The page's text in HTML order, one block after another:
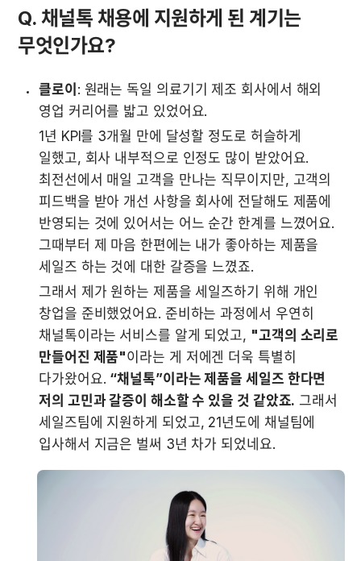
Q. 채널톡 채용에 지원하게 된 계기는
무엇인가요?
클로이 : 원래는 독일 의료기기 제조 회사에서 해외
영업 커리어를 밟고 있었어요.
1년 KPI를 3개월 만에 달성할 정도로 허슬하게
일했고, 회사 내부적으로 인정도 많이 받았어요.
최전선에서 매일 고객을 만나는 직무이지만, 고객의
피드백을 받아 개선 사항을 회사에 전달해도 제품에
반영되는 것에 있어서는 어느 순간 한계를 느꼈어요.
그때부터 제 마음 한편에는 내가 좋아하는 제품을
세일즈 하는 것에 대한 갈증을 느꼈죠.
그래서 제가 원하는 제품을 세일즈하기 위해 개인
창업을 준비했었어요. 준비하는 과정에서 우연히
채널톡이라는 서비스를 알게 되었고, "고객의 소리로
만들어진 제품"이라는 게 저에겐 더욱 특별히
다가왔어요. “채널톡”이라는 제품을 세일즈 한다면
저의 고민과 갈증이 해소할 수 있을 것 같았죠. 그래서
세일즈팀에 지원하게 되었고, 21년도에 채널팀에
입사해서 지금은 벌써 3년 차가 되었네요.